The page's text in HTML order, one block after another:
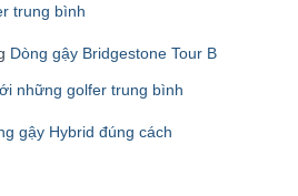
trung bình
Dòng gậy Bridgestone Tour B
những golfer trung bình
gậy Hybrid đúng cách